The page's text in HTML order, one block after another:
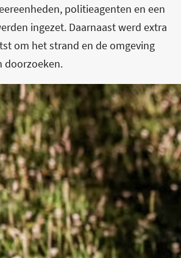
politieagenten en een
ingezet. Daarnaast werd extra
om het strand en de omgeving
doorzoeken.